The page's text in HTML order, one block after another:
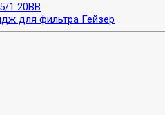
1 20BB
для фильтра Гейзер